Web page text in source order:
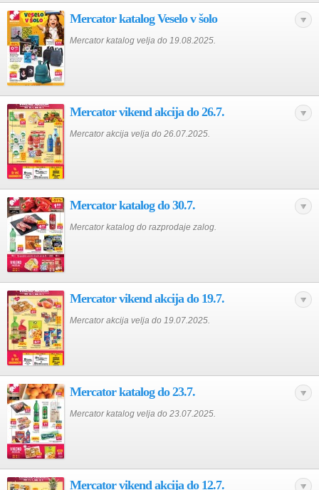
Mercator katalog Veselo v šolo
Mercator katalog velja do 19.08.2025.
Mercator vikend akcija do 26.7.
Mercator akcija velja do 26.07.2025.
Mercator katalog do 30.7.
Mercator katalog do razprodaje zalog.
Mercator vikend akcija do 19.7.
Mercator akcija velja do 19.07.2025.
Mercator katalog do 23.7.
Mercator katalog velja do 23.07.2025.
Mercator vikend akcija do 12.7.